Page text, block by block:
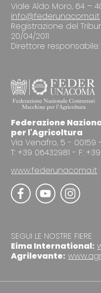
Viale Aldo Moro, 64 –
info@federunacoma.it
Registrazione del
20/04/2011
Direttore
Federazione
per l'Agricoltura
Via Venafro, 5 - 00159
T: +39 06432981 - F:
www.federunacoma.it
SEGUI LE NOSTRE FIERE
Eima International:
Agrilevante: